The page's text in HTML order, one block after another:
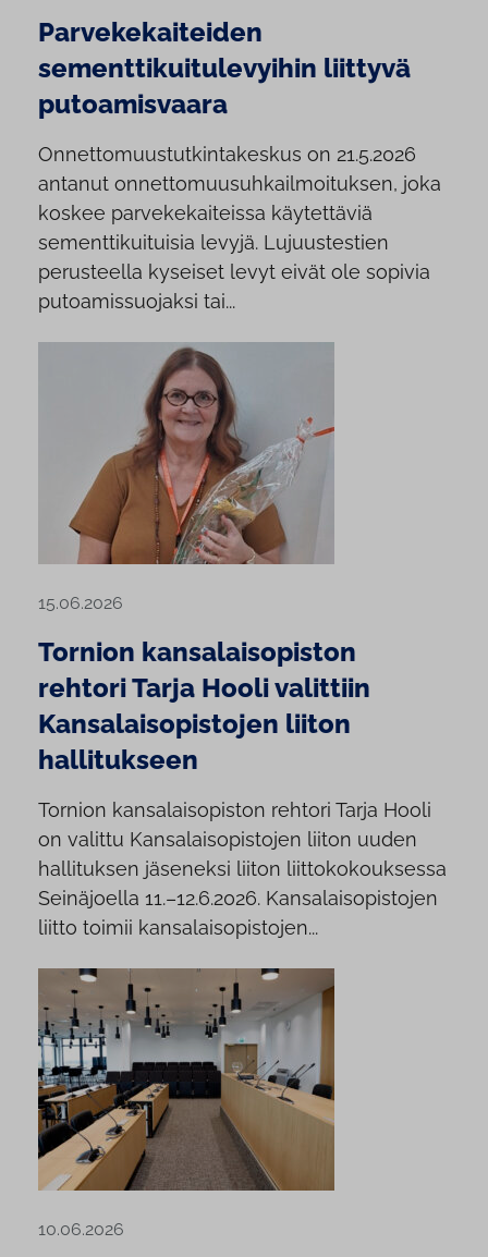
Parvekekaiteiden
sementtikuitulevyihin liittyvä
putoamisvaara
Onnettomuustutkintakeskus on 21.5.2026
antanut onnettomuusuhkailmoituksen, joka
koskee parvekekaiteissa käytettäviä
sementtikuituisia levyjä. Lujuustestien
perusteella kyseiset levyt eivät ole sopivia
putoamissuojaksi tai...
15.06.2026
Tornion kansalaisopiston
rehtori Tarja Hooli valittiin
Kansalaisopistojen liiton
hallitukseen
Tornion kansalaisopiston rehtori Tarja Hooli
on valittu Kansalaisopistojen liiton uuden
hallituksen jäseneksi liiton liittokokouksessa
Seinäjoella 11.–12.6.2026. Kansalaisopistojen
liitto toimii kansalaisopistojen...
10.06.2026